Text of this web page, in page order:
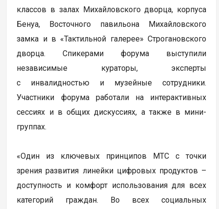
классов в залах Михайловского дворца, корпуса
Бенуа, Восточного павильона Михайловского
замка и в «Тактильной галерее» Строгановского
дворца. Спикерами форума выступили
независимые кураторы, эксперты
с инвалидностью и музейные сотрудники.
Участники форума работали на интерактивных
сессиях и в общих дискуссиях, а также в мини-
группах.
«Один из ключевых принципов МТС с точки
зрения развития линейки цифровых продуктов –
доступность и комфорт использования для всех
категорий граждан. Во всех социальных